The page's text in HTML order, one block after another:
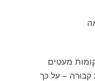
מעטים
קבורה – על כך